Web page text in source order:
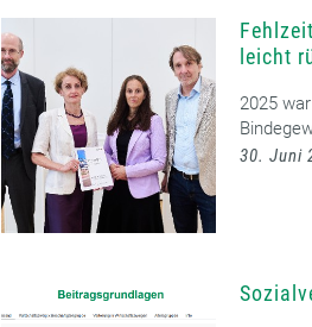
leicht
2025
30. Juni